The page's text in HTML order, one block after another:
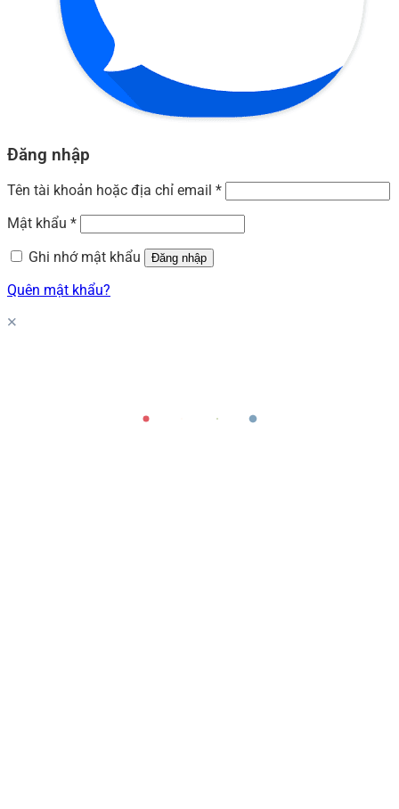
Đăng nhập
Tên tài khoản hoặc địa chỉ email *
Mật khẩu *
Ghi nhớ mật khẩu
Đăng nhập
Quên mật khẩu?